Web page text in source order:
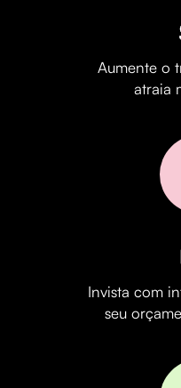
Aumente o
atraia
Invista com
seu